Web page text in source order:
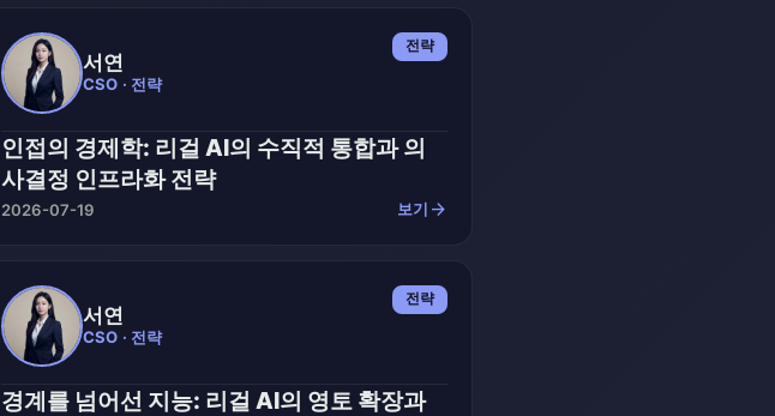
서연
CSO · 전략
전략
인접의 경제학: 리걸 AI의 수직적 통합과 의
사결정 인프라화 전략
2026-07-19 보기 arrow_forward
서연
CSO · 전략
전략
경계를 넘어선 지능: 리걸 AI의 영토 확장과